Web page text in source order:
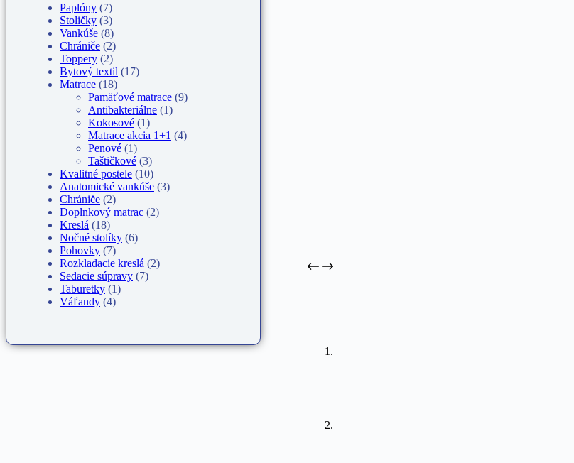
Paplóny (7)
Stoličky (3)
Vankúše (8)
Chrániče (2)
Toppery (2)
Bytový textil (17)
Matrace (18)
Pamäťové matrace (9)
Antibakteriálne (1)
Kokosové (1)
Matrace akcia 1+1 (4)
Penové (1)
Taštičkové (3)
Kvalitné postele (10)
Anatomické vankúše (3)
Chrániče (2)
Doplnkový matrac (2)
Kreslá (18)
Nočné stolíky (6)
Pohovky (7)
Rozkladacie kreslá (2)
Sedacie súpravy (7)
Taburetky (1)
Váľandy (4)